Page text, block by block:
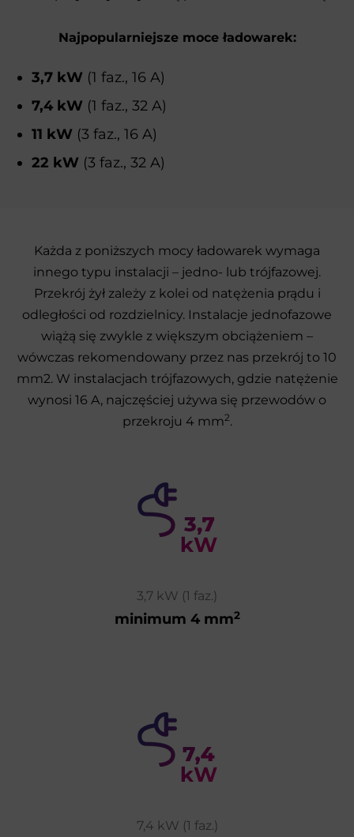
Najpopularniejsze moce ładowarek:
3,7 kW (1 faz., 16 A)
7,4 kW (1 faz., 32 A)
11 kW (3 faz., 16 A)
22 kW (3 faz., 32 A)
Każda z poniższych mocy ładowarek wymaga
innego typu instalacji – jedno- lub trójfazowej.
Przekrój żył zależy z kolei od natężenia prądu i
odległości od rozdzielnicy. Instalacje jednofazowe
wiążą się zwykle z większym obciążeniem –
wówczas rekomendowany przez nas przekrój to 10
mm2. W instalacjach trójfazowych, gdzie natężenie
wynosi 16 A, najczęściej używa się przewodów o
przekroju 4 mm2.
3,7 kW (1 faz.)
minimum 4 mm2
7,4 kW (1 faz.)